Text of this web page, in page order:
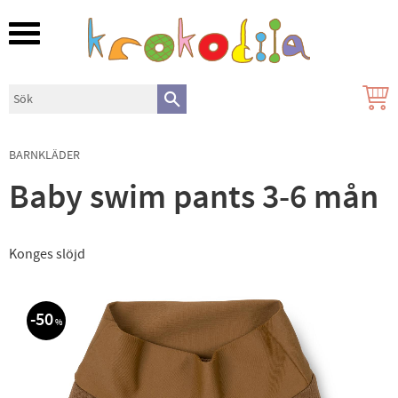
Meny
BARNKLÄDER
Baby swim pants 3-6 mån
Konges slöjd
50%